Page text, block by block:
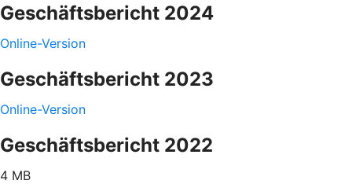
Geschäftsbericht 2024
Online-Version
Geschäftsbericht 2023
Online-Version
Geschäftsbericht 2022
4 MB